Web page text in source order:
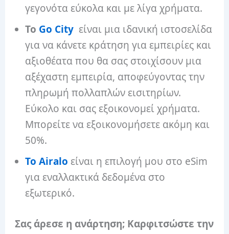
γεγονότα εύκολα και με λίγα χρήματα.
Το Go City είναι μια ιδανική ιστοσελίδα
για να κάνετε κράτηση για εμπειρίες και
αξιοθέατα που θα σας στοιχίσουν μια
αξέχαστη εμπειρία, αποφεύγοντας την
πληρωμή πολλαπλών εισιτηρίων.
Εύκολο και σας εξοικονομεί χρήματα.
Μπορείτε να εξοικονομήσετε ακόμη και
50%.
Το Airalo είναι η επιλογή μου στο eSim
για εναλλακτικά δεδομένα στο
εξωτερικό.
Σας άρεσε η ανάρτηση; Καρφιτσώστε την